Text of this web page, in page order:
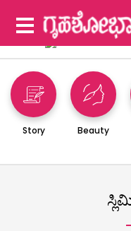
Story Beauty